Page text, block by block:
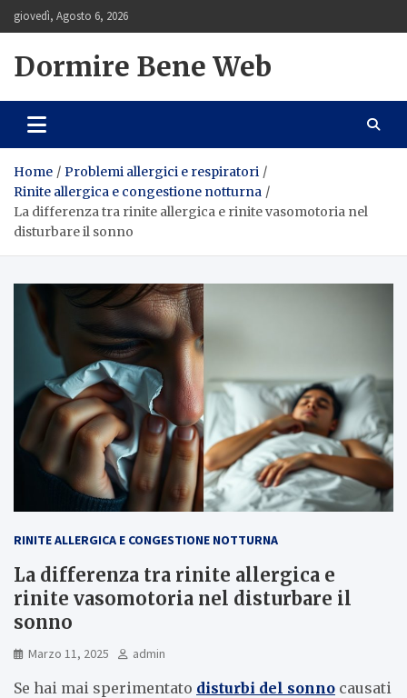
Skip
to
giovedì, Agosto 6, 2026
Dormire Bene Web
Home
Problemi allergici e respiratori
Rinite allergica e congestione notturna
La differenza tra rinite allergica e rinite vasomotoria nel
disturbare il sonno
RINITE ALLERGICA E CONGESTIONE NOTTURNA
La differenza tra rinite allergica e
rinite vasomotoria nel disturbare il
sonno
Marzo 11, 2025 admin
Se hai mai sperimentato disturbi del sonno causati